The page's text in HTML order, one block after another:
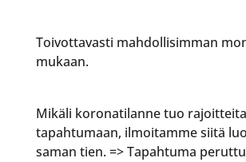
Toivottavasti mahdollisimman
mukaan.
Mikäli koronatilanne tuo rajoitteita
tapahtumaan, ilmoitamme siitä
saman tien. => Tapahtuma peruttu